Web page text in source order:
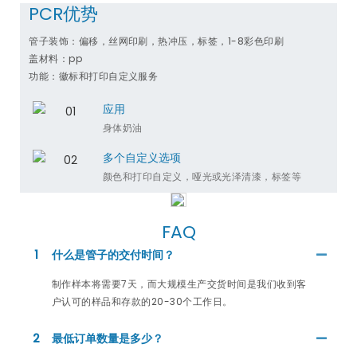
PCR优势
管子装饰：偏移，丝网印刷，热冲压，标签，1-8彩色印刷
盖材料：pp
功能：徽标和打印自定义服务
应用
身体奶油
多个自定义选项
颜色和打印​​自定义，哑光或光泽清漆，标签等
FAQ
1 什么是管子的交付时间？
制作样本将需要7天，而大规模生产交货时间是我们收到客
户认可的样品和存款的20-30个工作日。
2 最低订单数量是多少？